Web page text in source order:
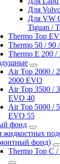
Для
Для VW
Tiguan /
Thermo Top
Thermo 50 / 90
Thermo E 200 /
Air Top 2000 /
2000 EVO
Air Top 3500 /
EVO 40
Air Top 5000 /
EVO 55
фонд
жидкостных
фонд)
Thermo Top C